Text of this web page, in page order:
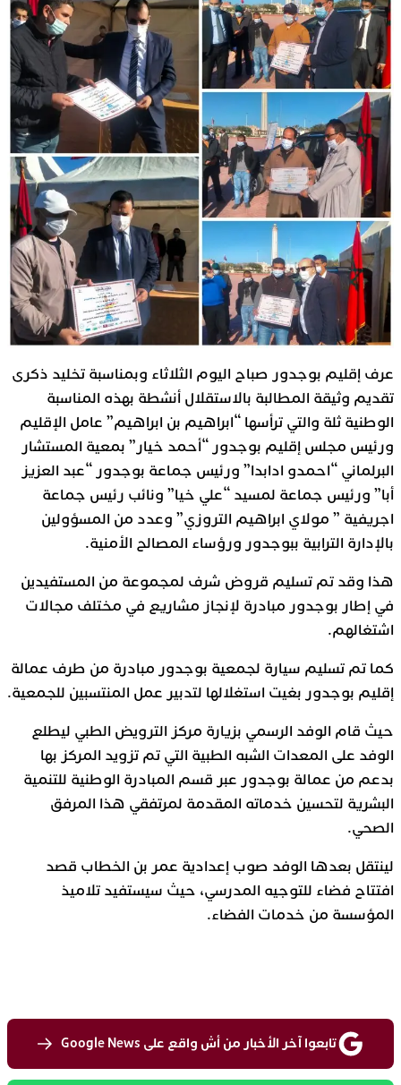
عرف إقليم بوجدور صباح اليوم الثلاثاء وبمناسبة تخليد ذكرى
تقديم وثيقة المطالبة بالاستقلال أنشطة بهذه المناسبة
الوطنية ثلة والتي ترأسها “ابراهيم بن ابراهيم” عامل الإقليم
ورئيس مجلس إقليم بوجدور “أحمد خيار” بمعية المستشار
البرلماني “احمدو ادابدا” ورئيس جماعة بوجدور “عبد العزيز
أبا” ورئيس جماعة لمسيد “علي خيا” ونائب رئيس جماعة
اجريفية ” مولاي ابراهيم التروزي” وعدد من المسؤولين
بالإدارة الترابية ببوجدور ورؤساء المصالح الأمنية.
هذا وقد تم تسليم قروض شرف لمجموعة من المستفيدين
في إطار بوجدور مبادرة لإنجاز مشاريع في مختلف مجالات
اشتغالهم.
كما تم تسليم سيارة لجمعية بوجدور مبادرة من طرف عمالة
إقليم بوجدور بغيت استغلالها لتدبير عمل المنتسبين للجمعية.
حيث قام الوفد الرسمي بزيارة مركز الترويض الطبي ليطلع
الوفد على المعدات الشبه الطبية التي تم تزويد المركز بها
بدعم من عمالة بوجدور عبر قسم المبادرة الوطنية للتنمية
البشرية لتحسين خدماته المقدمة لمرتفقي هذا المرفق
الصحي.
لينتقل بعدها الوفد صوب إعدادية عمر بن الخطاب قصد
افتتاح فضاء للتوجيه المدرسي، حيث سيستفيد تلاميذ
المؤسسة من خدمات الفضاء.
تابعوا آخر الأخبار من أش واقع على Google News